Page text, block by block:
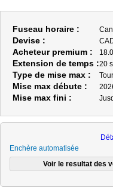
Fuseau horaire :
Devise :
Acheteur premium :
Extension de temps :20
Type de mise max :
Mise max débute :
Mise max fini :
Enchère automatisée